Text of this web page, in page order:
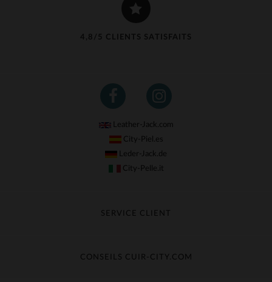
4,8/5 CLIENTS SATISFAITS
Leather-Jack.com
City-Piel.es
Leder-Jack.de
City-Pelle.it
SERVICE CLIENT
Échange & Remboursement
CONSEILS CUIR-CITY.COM